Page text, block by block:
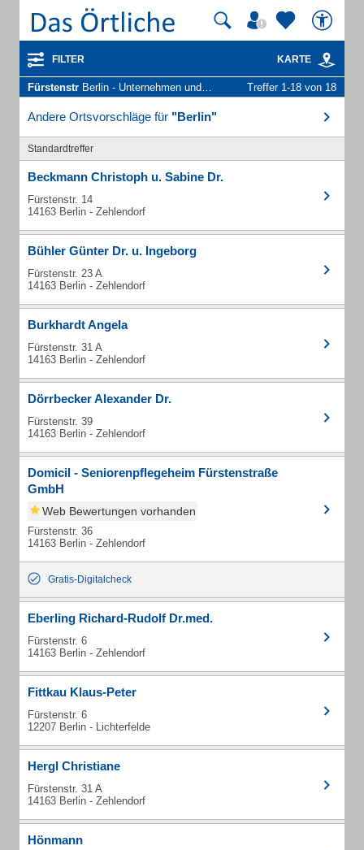
FILTER KARTE
Fürstenstr Berlin - Unternehmen und Personen Treffer 1-18 von 18
Andere Ortsvorschläge für "Berlin"
Standardtreffer
Beckmann Christoph u. Sabine Dr.
Fürstenstr. 14
14163 Berlin - Zehlendorf
Bühler Günter Dr. u. Ingeborg
Fürstenstr. 23 A
14163 Berlin - Zehlendorf
Burkhardt Angela
Fürstenstr. 31 A
14163 Berlin - Zehlendorf
Dörrbecker Alexander Dr.
Fürstenstr. 39
14163 Berlin - Zehlendorf
Domicil - Seniorenpflegeheim Fürstenstraße
GmbH
Web Bewertungen vorhanden
Fürstenstr. 36
14163 Berlin - Zehlendorf
Gratis-Digitalcheck
Eberling Richard-Rudolf Dr.med.
Fürstenstr. 6
14163 Berlin - Zehlendorf
Fittkau Klaus-Peter
Fürstenstr. 6
12207 Berlin - Lichterfelde
Hergl Christiane
Fürstenstr. 31 A
14163 Berlin - Zehlendorf
Hönmann